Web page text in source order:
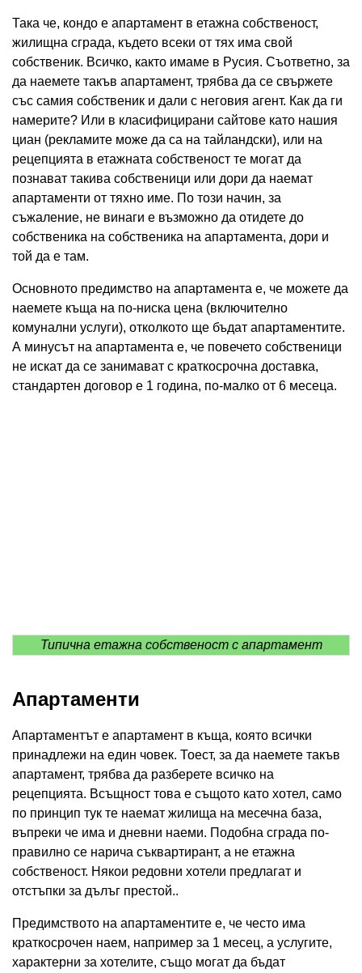
Така че, кондо е апартамент в етажна собственост,
жилищна сграда, където всеки от тях има свой
собственик. Всичко, както имаме в Русия. Съответно, за
да наемете такъв апартамент, трябва да се свържете
със самия собственик и дали с неговия агент. Как да ги
намерите? Или в класифицирани сайтове като нашия
циан (рекламите може да са на тайландски), или на
рецепцията в етажната собственост те могат да
познават такива собственици или дори да наемат
апартаменти от тяхно име. По този начин, за
съжаление, не винаги е възможно да отидете до
собственика на собственика на апартамента, дори и
той да е там.
Основното предимство на апартамента е, че можете да
наемете къща на по-ниска цена (включително
комунални услуги), отколкото ще бъдат апартаментите.
А минусът на апартамента е, че повечето собственици
не искат да се занимават с краткосрочна доставка,
стандартен договор е 1 година, по-малко от 6 месеца.
Типична етажна собственост с апартамент
Апартаменти
Апартаментът е апартамент в къща, която всички
принадлежи на един човек. Тоест, за да наемете такъв
апартамент, трябва да разберете всичко на
рецепцията. Всъщност това е същото като хотел, само
по принцип тук те наемат жилища на месечна база,
въпреки че има и дневни наеми. Подобна сграда по-
правилно се нарича съквартирант, а не етажна
собственост. Някои редовни хотели предлагат и
отстъпки за дълъг престой..
Предимството на апартаментите е, че често има
краткосрочен наем, например за 1 месец, а услугите,
характерни за хотелите, също могат да бъдат